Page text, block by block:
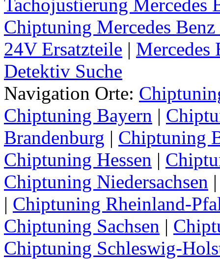
Tachojustierung Mercedes
Chiptuning Mercedes
24V Ersatzteile | Mercedes
Detektiv Suche
Navigation Orte:
Chiptuning Bayern |
Brandenburg | Chiptuning
Chiptuning Hessen |
Chiptuning Niedersachsen
| Chiptuning Rheinland-
Chiptuning Sachsen |
Chiptuning Schleswig-